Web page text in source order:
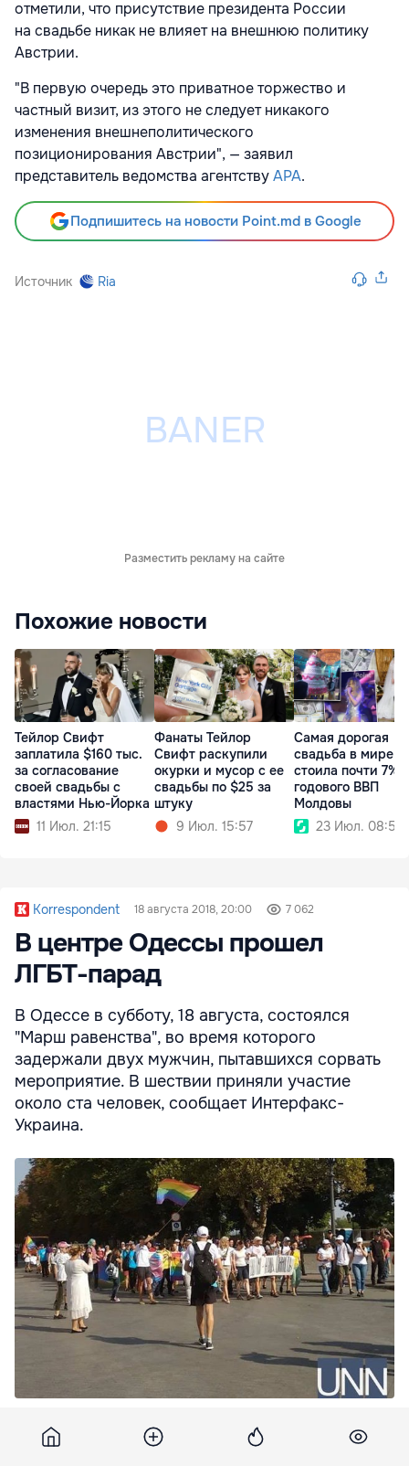
отметили, что присутствие президента России
на свадьбе никак не влияет на внешнюю политику
Австрии.
"В первую очередь это приватное торжество и
частный визит, из этого не следует никакого
изменения внешнеполитического
позиционирования Австрии", — заявил
представитель ведомства агентствуAPA.
Подпишитесь на новости Point.md в Google
Источник Ria
Разместить рекламу на сайте
Похожие новости
Тейлор Свифт
заплатила $160 тыс.
за согласование
своей свадьбы с
властями Нью-Йорка
11 Июл. 21:15
Фанаты Тейлор
Свифт раскупили
окурки и мусор с ее
свадьбы по $25 за
штуку
9 Июл. 15:57
Самая дорогая
свадьба в мире
стоила почти 7%
годового ВВП
Молдовы
23 Июл. 08:54
Korrespondent 18 августа 2018, 20:00 7 062
В центре Одессы прошел
ЛГБТ-парад
В Одессе в субботу, 18 августа, состоялся
"Марш равенства", во время которого
задержали двух мужчин, пытавшихся сорвать
мероприятие. В шествии приняли участие
около ста человек, сообщает Интерфакс-
Украина.
сотрудников полиции.